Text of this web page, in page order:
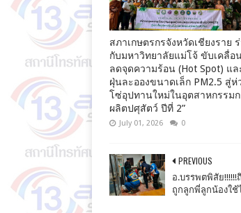
สภาเกษตรกรจังหวัดเชียงราย
กับมหาวิทยาลัยแม่โจ้ ขับเคลื่อ
ลดจุดความร้อน (Hot Spot) แล
ฝุ่นละอองขนาดเล็ก PM2.5 สู่ห่
โซ่อุปทานใหม่ในอุตสาหกรรมก
ผลิตปศุสัตว์ ปีที่ 2”
July 01, 2026 0
PREVIOUS
อ.บรร​พตพิสัย
ถูกลูกพี่ลูกน้องใช้